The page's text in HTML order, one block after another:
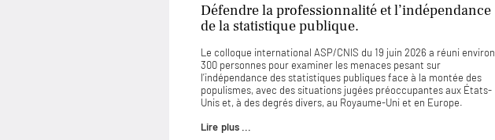
Défendre la professionnalité et l’indépendance
de la statistique publique.
Le colloque international ASP/CNIS du 19 juin 2026 a réuni environ
300 personnes pour examiner les menaces pesant sur
l’indépendance des statistiques publiques face à la montée des
populismes, avec des situations jugées préoccupantes aux États-
Unis et, à des degrés divers, au Royaume-Uni et en Europe.
Lire plus ...